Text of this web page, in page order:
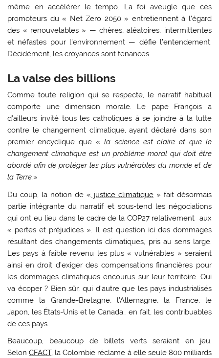
même en accélérer le tempo. La foi aveugle que ces
promoteurs du « Net Zero 2050 » entretiennent à l’égard
des « renouvelables » — chères, aléatoires, intermittentes
et néfastes pour l’environnement — défie l’entendement.
Décidément, les croyances sont tenances.
La valse des billions
Comme toute religion qui se respecte, le narratif habituel
comporte une dimension morale. Le pape François a
d’ailleurs invité tous les catholiques à se joindre à la lutte
contre le changement climatique, ayant déclaré dans son
premier encyclique que «la science est claire et que le
changement climatique est un problème moral qui doit être
abordé afin de protéger les plus vulnérables du monde et de
la Terre.»
Du coup, la notion de « justice climatique» fait désormais
partie intégrante du narratif et sous-tend les négociations
qui ont eu lieu dans le cadre de la COP27 relativement aux
« pertes et préjudices ». Il est question ici des dommages
résultant des changements climatiques, pris au sens large.
Les pays à faible revenu les plus « vulnérables » seraient
ainsi en droit d’exiger des compensations financières pour
les dommages climatiques encourus sur leur territoire. Qui
va écoper ? Bien sûr, qui d’autre que les pays industrialisés
comme la Grande-Bretagne, l’Allemagne, la France, le
Japon, les États-Unis et le Canada… en fait, les contribuables
de ces pays.
Beaucoup, beaucoup de billets verts seraient en jeu.
SelonCFACT, la Colombie réclame à elle seule 800 milliards